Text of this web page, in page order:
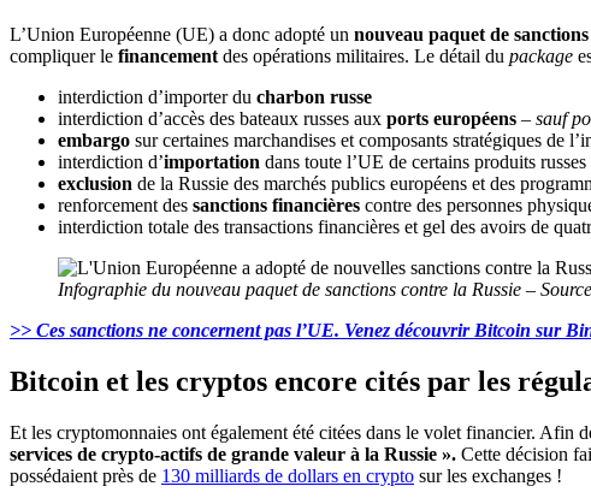
L’Union Européenne (UE) a donc adopté un nouveau paquet de sanctions
compliquer le financement des opérations militaires. Le détail du package
interdiction d’importer du charbon russe
interdiction d’accès des bateaux russes aux ports européens – sauf
embargo sur certaines marchandises et composants stratégiques de
interdiction d’importation dans toute l’UE de certains produits
exclusion de la Russie des marchés publics européens et des
renforcement des sanctions financières contre des personnes
interdiction totale des transactions financières et gel des avoirs de
Infographie du nouveau paquet de sanctions contre la Russie –
>> Ces sanctions ne concernent pas l’UE. Venez découvrir Bitcoin sur
Bitcoin et les cryptos encore cités par les
Et les cryptomonnaies ont également été citées dans le volet financier. Afin
services de crypto-actifs de grande valeur à la Russie ». Cette décision
possédaient près de 130 milliards de dollars en crypto sur les exchanges !